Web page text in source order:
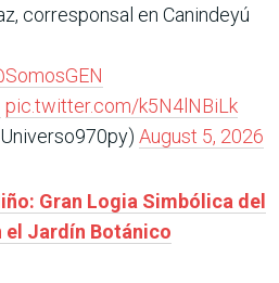
corresponsal en Canindeyú
pic.twitter.com/k5N4lNBiLk
August 5, 2026
Gran Logia Simbólica del
el Jardín Botánico